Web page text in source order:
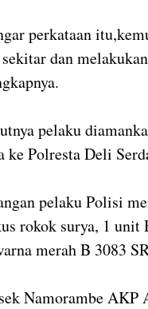
perkataan
dan
pelaku
ke Polresta Deli
pelaku Polisi
rokok surya, 1 unit
merah B 3083
Namorambe